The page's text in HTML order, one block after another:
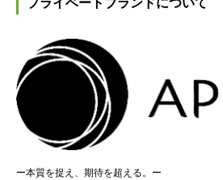
プライベートブランドについて
ー本質を捉え、期待を超える。ー